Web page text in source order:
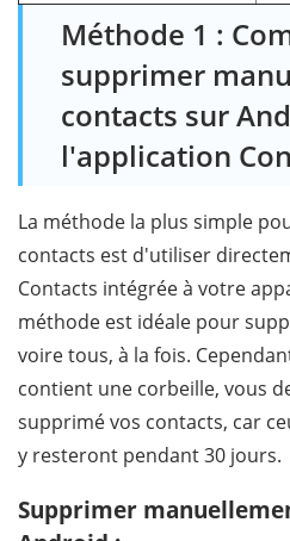
Méthode 1 :
supprimer
contacts sur
l'application
La méthode la plus simple
contacts est d'utiliser
Contacts intégrée à votre
méthode est idéale pour
voire tous, à la fois.
contient une corbeille, vous
supprimé vos contacts, car
y resteront pendant 30 jours.
Supprimer